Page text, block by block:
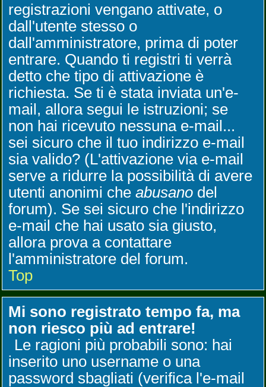
registrazioni vengano attivate, o
dall'utente stesso o
dall'amministratore, prima di poter
entrare. Quando ti registri ti verrà
detto che tipo di attivazione è
richiesta. Se ti è stata inviata un'e-
mail, allora segui le istruzioni; se
non hai ricevuto nessuna e-mail...
sei sicuro che il tuo indirizzo e-mail
sia valido? (L'attivazione via e-mail
serve a ridurre la possibilità di avere
utenti anonimi che abusano del
forum). Se sei sicuro che l'indirizzo
e-mail che hai usato sia giusto,
allora prova a contattare
l'amministratore del forum.
Top
Mi sono registrato tempo fa, ma
non riesco più ad entrare!
Le ragioni più probabili sono: hai
inserito uno username o una
password sbagliati (verifica l'e-mail